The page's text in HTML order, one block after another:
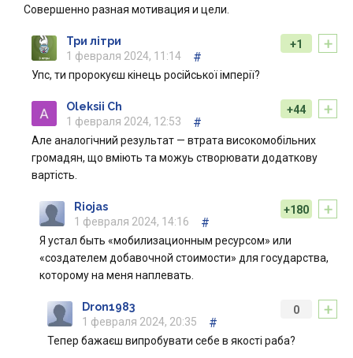
Совершенно разная мотивация и цели.
+
+1
Три літри
1 февраля 2024, 11:14
#
Упс, ти пророкуєш кінець російської імперії?
+
+44
Oleksii Ch
1 февраля 2024, 12:53
#
Але аналогічний результат — втрата високомобільних
громадян, що вміють та можуь створювати додаткову
вартість.
+
+180
Riojas
1 февраля 2024, 14:16
#
Я устал быть «мобилизационным ресурсом» или
«создателем добавочной стоимости» для государства,
которому на меня наплевать.
+
0
Dron1983
1 февраля 2024, 20:35
#
Тепер бажаєш випробувати себе в якості раба?